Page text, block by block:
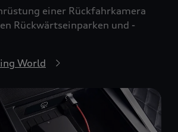
einer Rückfahrkamera
Rückwärtseinparken und -
World